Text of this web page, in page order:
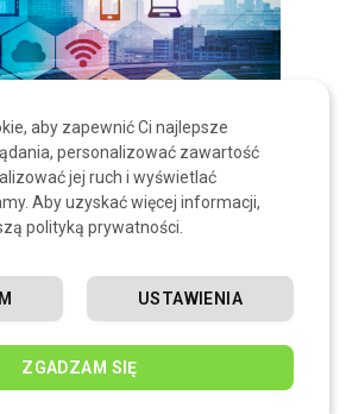
w Krakowie – kąpielisko,
dojazd i informacje praktyczne
24 LIPCA, 2026 0
aby zapewnić Ci najlepsze
personalizować zawartość
jej ruch i wyświetlać
Aby uzyskać więcej informacji,
polityką prywatności.
ZGADZAM SIĘ
USTAWIENIA